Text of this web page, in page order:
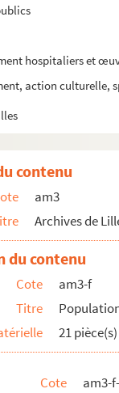
hospitaliers et
action culturelle,
contenu
am3
Archives de
du contenu
Cote
am3-f
Titre
21 pièce(s)
Cote
am3-